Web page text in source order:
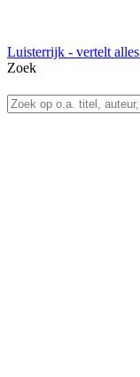
Luisterrijk - vertelt alles
Zoek